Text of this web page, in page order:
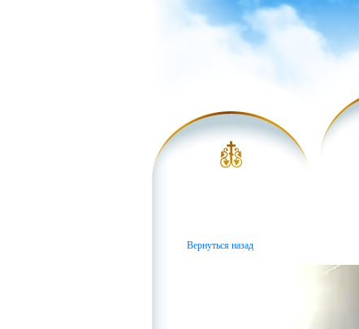
Вернуться назад